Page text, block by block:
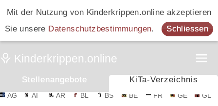
Mit der Nutzung von Kinderkrippen.online akzeptieren
Sie unsere Datenschutzbestimmungen. Schliessen
Stellenangebote KiTa-Verzeichnis
AG AI AR BL BS BE FR GE GL